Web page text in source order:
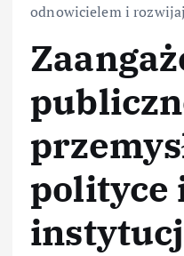
odnowicielem i
polityce